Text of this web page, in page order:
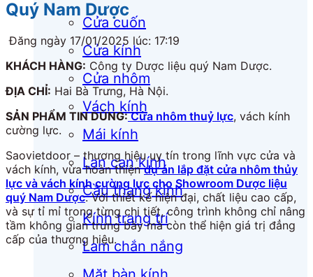
Cửa cuốn
Cửa kính
Cửa nhôm
Vách kính
Mái kính
Lan can kính
Cầu thang kính
Kính trang trí
Lam chắn nắng
Quý Nam Dược
Đăng ngày 17/01/2025 lúc: 17:19
KHÁCH HÀNG: Công ty Dược liệu quý Nam Dược.
ĐỊA CHỈ: Hai Bà Trưng, Hà Nội.
SẢN PHẨM TIN DÙNG:Cửa nhôm thuỷ lực, vách kính
cường lực.
Saovietdoor – thương hiệu uy tín trong lĩnh vực cửa và
vách kính, vừa hoàn thiệndự án lắp đặt cửa nhôm thủy
lực và vách kính cường lực cho Showroom Dược liệu
quý Nam Dược. Với thiết kế hiện đại, chất liệu cao cấp,
và sự tỉ mỉ trong từng chi tiết, công trình không chỉ nâng
tầm không gian trưng bày mà còn thể hiện giá trị đẳng
cấp của thương hiệu.